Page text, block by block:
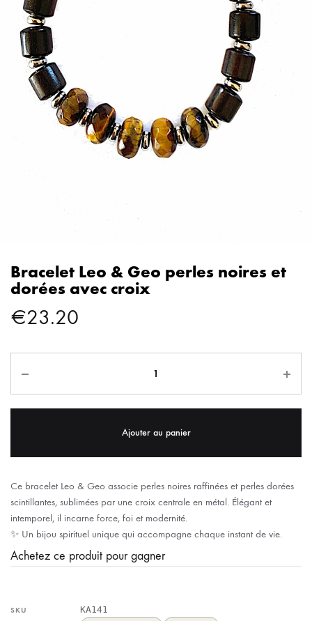
Bracelet Leo & Geo perles noires et
dorées avec croix
€23.20
Ajouter au panier
Ce bracelet Leo & Geo associe perles noires raffinées et perles dorées
scintillantes, sublimées par une croix centrale en métal. Élégant et
intemporel, il incarne force, foi et modernité.
✨ Un bijou spirituel unique qui accompagne chaque instant de vie.
Achetez ce produit pour gagner
SKU KA141